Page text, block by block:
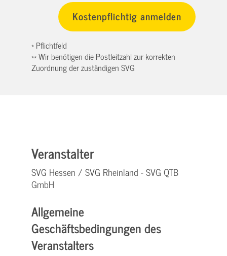
* Pflichtfeld
** Wir benötigen die Postleitzahl zur korrekten
Zuordnung der zuständigen SVG
Veranstalter
SVG Hessen / SVG Rheinland - SVG QTB
GmbH
Allgemeine
Geschäftsbedingungen des
Veranstalters